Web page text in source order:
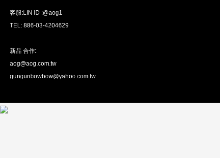
客服:LIN ID :@aog1
TEL: 886-03-4204629
新品 合作:
aog@aog.com.tw
gungunbowbow@yahoo.com.tw